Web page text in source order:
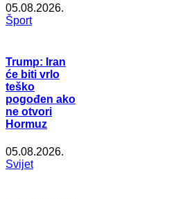
05.08.2026.
Šport
Trump: Iran
će biti vrlo
teško
pogođen ako
ne otvori
Hormuz
05.08.2026.
Svijet